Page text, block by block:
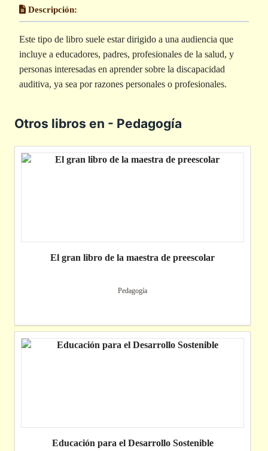
Descripción:
Este tipo de libro suele estar dirigido a una audiencia que
incluye a educadores, padres, profesionales de la salud, y
personas interesadas en aprender sobre la discapacidad
auditiva, ya sea por razones personales o profesionales.
Otros libros en - Pedagogía
El gran libro de la maestra de preescolar
Pedagogía
Educación para el Desarrollo Sostenible